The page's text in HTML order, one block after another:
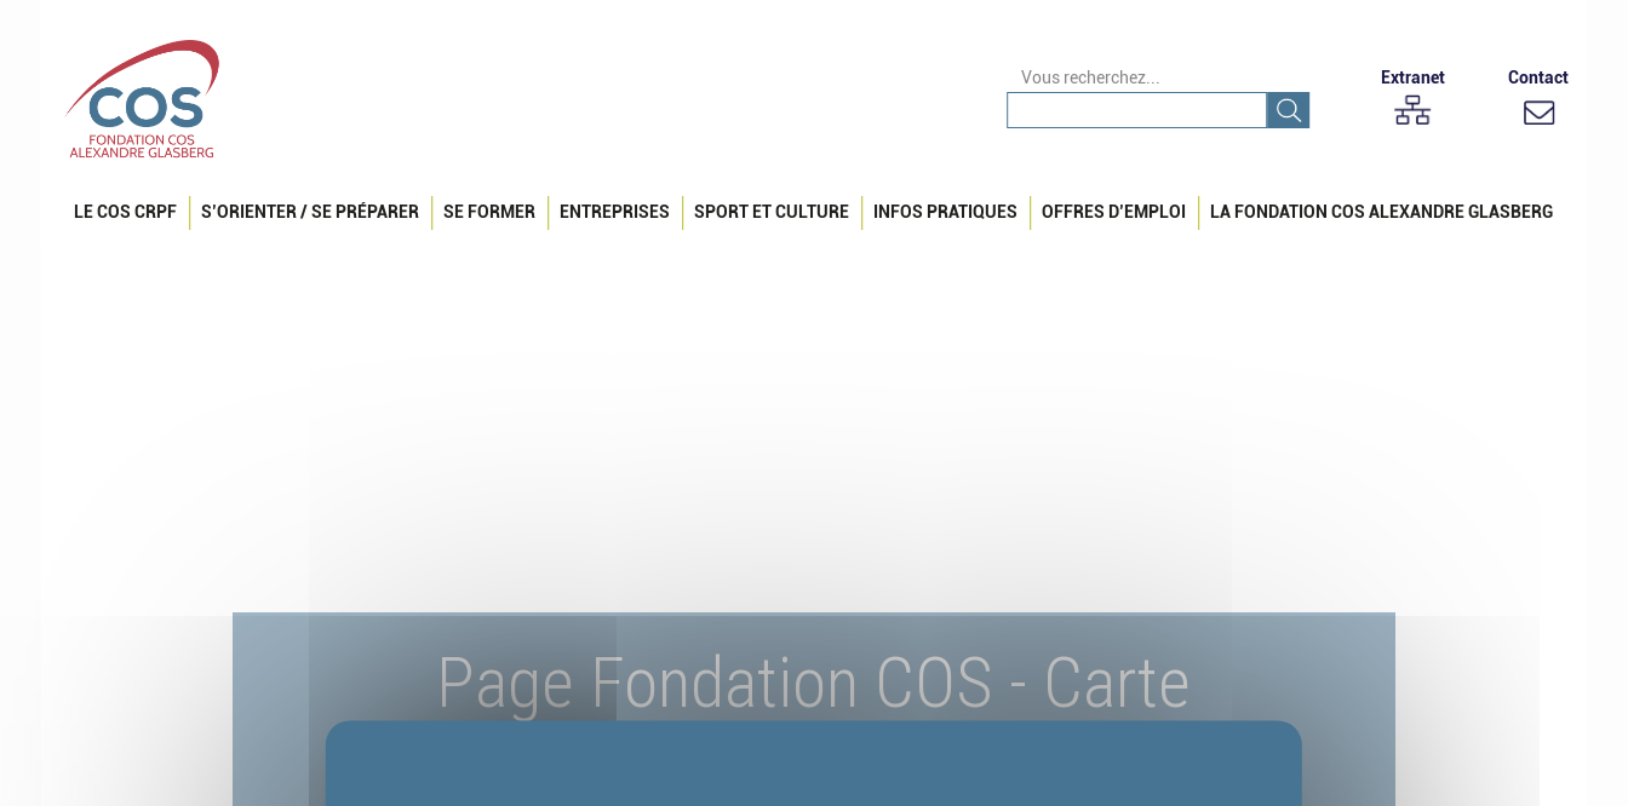
Vous recherchez... Extranet Contact
LE COS CRPF S’ORIENTER / SE PRÉPARER SE FORMER ENTREPRISES SPORT ET CULTURE INFOS PRATIQUES OFFRES D’EMPLOI LA FONDATION COS ALEXANDRE GLASBERG
Page Fondation COS - Carte